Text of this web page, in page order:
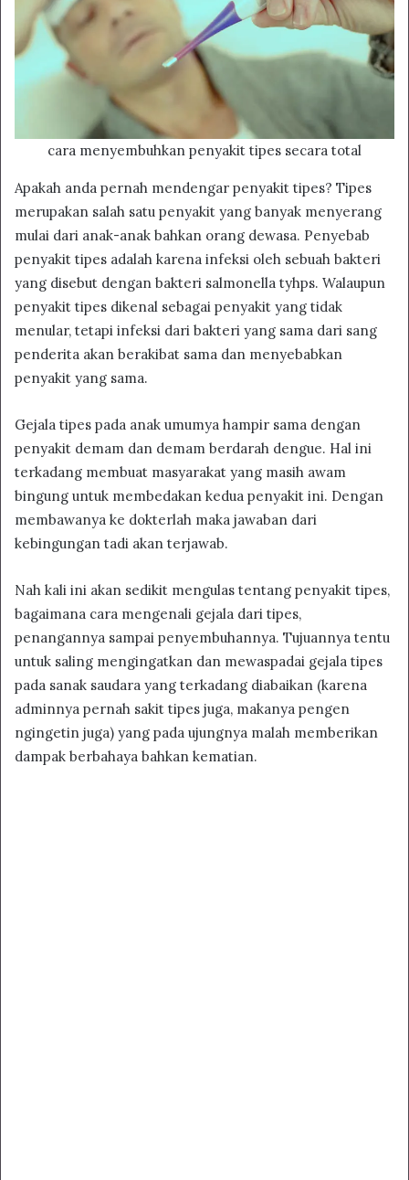
cara menyembuhkan penyakit tipes secara total
Apakah anda pernah mendengar penyakit tipes? Tipes
merupakan salah satu penyakit yang banyak menyerang
mulai dari anak-anak bahkan orang dewasa. Penyebab
penyakit tipes adalah karena infeksi oleh sebuah bakteri
yang disebut dengan bakteri salmonella tyhps. Walaupun
penyakit tipes dikenal sebagai penyakit yang tidak
menular, tetapi infeksi dari bakteri yang sama dari sang
penderita akan berakibat sama dan menyebabkan
penyakit yang sama.
Gejala tipes pada anak umumya hampir sama dengan
penyakit demam dan demam berdarah dengue. Hal ini
terkadang membuat masyarakat yang masih awam
bingung untuk membedakan kedua penyakit ini. Dengan
membawanya ke dokterlah maka jawaban dari
kebingungan tadi akan terjawab.
Nah kali ini akan sedikit mengulas tentang penyakit tipes,
bagaimana cara mengenali gejala dari tipes,
penangannya sampai penyembuhannya. Tujuannya tentu
untuk saling mengingatkan dan mewaspadai gejala tipes
pada sanak saudara yang terkadang diabaikan (karena
adminnya pernah sakit tipes juga, makanya pengen
ngingetin juga) yang pada ujungnya malah memberikan
dampak berbahaya bahkan kematian.